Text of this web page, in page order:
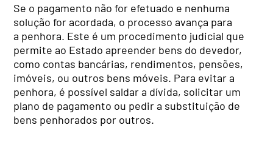
Se o pagamento não for efetuado e nenhuma
solução for acordada, o processo avança para
a penhora. Este é um procedimento judicial que
permite ao Estado apreender bens do devedor,
como contas bancárias, rendimentos, pensões,
imóveis, ou outros bens móveis. Para evitar a
penhora, é possível saldar a dívida, solicitar um
plano de pagamento ou pedir a substituição de
bens penhorados por outros.